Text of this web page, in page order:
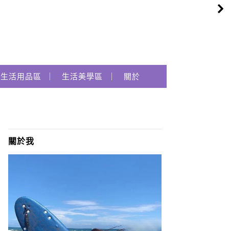
生活用品區 生活美學區 關於
關於我